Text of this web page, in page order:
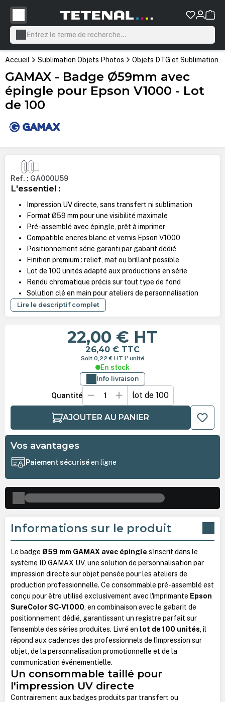
principal
Accueil Sublimation Objets Photos Objets DTG et Sublimation
GAMAX - Badge Ø59mm avec
épingle pour Epson V1000 - Lot
de 100
Ignorer la galerie d'images
Ref. : GA000U59
L'essentiel :
Impression UV directe, sans transfert ni sublimation
Format Ø59 mm pour une visibilité maximale
Pré-assemblé avec épingle, prêt à imprimer
Compatible encres blanc et vernis Epson V1000
Positionnement série garanti par gabarit dédié
Finition premium : relief, mat ou brillant possible
Lot de 100 unités adapté aux productions en série
Rendu chromatique précis sur tout type de fond
Solution clé en main pour ateliers de personnalisation
Lire le descriptif complet
22,00 € HT
26,40 € TTC
Soit 0,22 € HT l' unité
En stock
Info livraison
Quantité lot de 100
AJOUTER AU PANIER
Vos avantages
Paiement sécuriséen ligne
Informations sur le produit
Le badge Ø59 mm GAMAX avec épingle s'inscrit dans le
système ID GAMAX UV, une solution de personnalisation par
impression directe sur objet pensée pour les ateliers de
production professionnelle. Ce consommable pré-assemblé est
conçu pour être utilisé exclusivement avec l'imprimante Epson
SureColor SC-V1000, en combinaison avec le gabarit de
positionnement dédié, garantissant un registre parfait sur
l'ensemble des séries produites. Livré en lot de 100 unités, il
répond aux cadences des professionnels de l'impression sur
objet, de la personnalisation promotionnelle et de la
communication événementielle.
Un consommable taillé pour
l'impression UV directe
Contrairement aux badges produits par transfert ou